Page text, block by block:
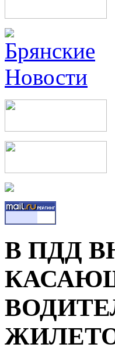
В ПДД